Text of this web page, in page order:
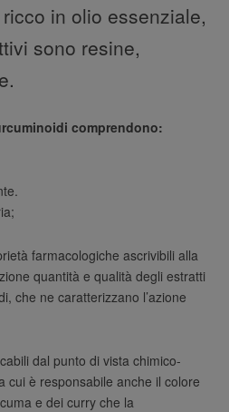
in olio essenziale,
sono resine,
comprendono:
farmacologiche ascrivibili alla
quantità e qualità degli estratti
che ne caratterizzano l’azione
dal punto di vista chimico-
cui è responsabile anche il colore
e dei curry che la